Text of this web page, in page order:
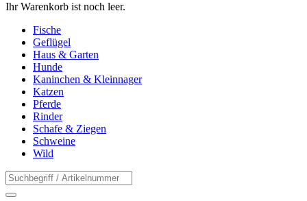
Ihr Warenkorb ist noch leer.
Fische
Geflügel
Haus & Garten
Hunde
Kaninchen & Kleinnager
Katzen
Pferde
Rinder
Schafe & Ziegen
Schweine
Wild